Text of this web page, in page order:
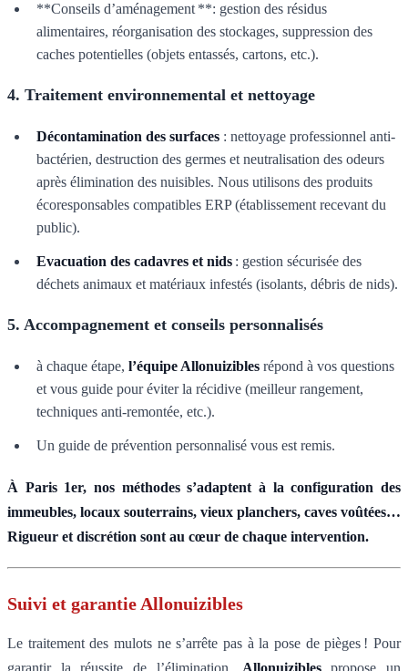
**Conseils d’aménagement **: gestion des résidus
alimentaires, réorganisation des stockages, suppression des
caches potentielles (objets entassés, cartons, etc.).
4. Traitement environnemental et nettoyage
Décontamination des surfaces : nettoyage professionnel anti-
bactérien, destruction des germes et neutralisation des odeurs
après élimination des nuisibles. Nous utilisons des produits
écoresponsables compatibles ERP (établissement recevant du
public).
Evacuation des cadavres et nids : gestion sécurisée des
déchets animaux et matériaux infestés (isolants, débris de nids).
5. Accompagnement et conseils personnalisés
à chaque étape, l’équipe Allonuizibles répond à vos questions
et vous guide pour éviter la récidive (meilleur rangement,
techniques anti-remontée, etc.).
Un guide de prévention personnalisé vous est remis.
À Paris 1er, nos méthodes s’adaptent à la configuration des
immeubles, locaux souterrains, vieux planchers, caves voûtées…
Rigueur et discrétion sont au cœur de chaque intervention.
Suivi et garantie Allonuizibles
Le traitement des mulots ne s’arrête pas à la pose de pièges ! Pour